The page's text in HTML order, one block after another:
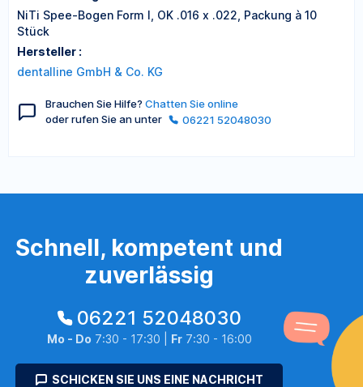
NiTi Spee-Bogen Form I, OK .016 x .022, Packung à 10
Stück
Hersteller :
dentalline GmbH & Co. KG
Brauchen Sie Hilfe? Chatten Sie online
oder rufen Sie an unter
06221 52048030
Schnell, kompetent und
zuverlässig
06221 52048030
Mo - Do 7:30 - 17:30 | Fr7:30 - 16:00
SCHICKEN SIE UNS EINE NACHRICHT